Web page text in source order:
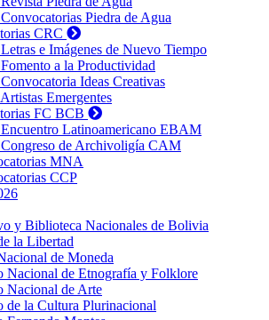
Convocatorias Piedra de Agua
CRC
Letras e Imágenes de Nuevo Tiempo
Fomento a la Productividad
Convocatoria Ideas Creativas
Artistas Emergentes
FC BCB
Encuentro Latinoamericano EBAM
Congreso de Archivoligía CAM
MNA
CCP
y Biblioteca Nacionales de Bolivia
la Libertad
de Moneda
Nacional de Etnografía y Folklore
Nacional de Arte
de la Cultura Plurinacional